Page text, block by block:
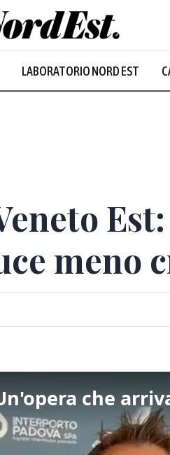
LABORATORIO NORD EST
meno